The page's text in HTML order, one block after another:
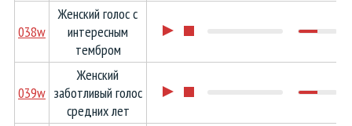
038w
Женский голос с
интересным
тембром
039w
Женский
заботливый голос
средних лет